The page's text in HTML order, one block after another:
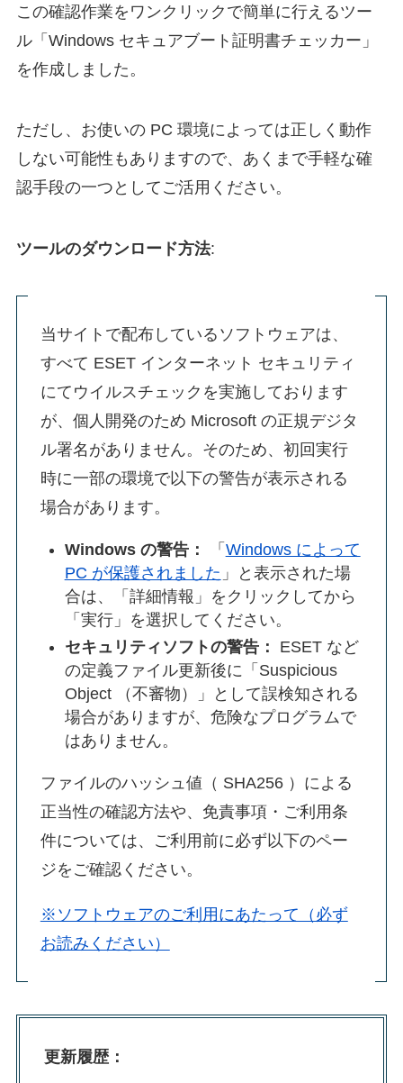
この確認作業をワンクリックで簡単に行えるツー
ル「Windows セキュアブート証明書チェッカー」
を作成しました。
ただし、お使いの PC 環境によっては正しく動作
しない可能性もありますので、あくまで手軽な確
認手段の一つとしてご活用ください。
ツールのダウンロード方法:
当サイトで配布しているソフトウェアは、
すべて ESET インターネット セキュリティ
にてウイルスチェックを実施しております
が、個人開発のため Microsoft の正規デジタ
ル署名がありません。そのため、初回実行
時に一部の環境で以下の警告が表示される
場合があります。
Windows の警告： 「 Windows によって
PC が保護されました 」と表示された場
合は、「詳細情報」をクリックしてから
「実行」を選択してください。
セキュリティソフトの警告：
ESET など
の定義ファイル更新後に「Suspicious
Object （不審物）」として誤検知される
場合がありますが、危険なプログラムで
はありません。
ファイルのハッシュ値（ SHA256 ）による
正当性の確認方法や、免責事項・ご利用条
件については、ご利用前に必ず以下のペー
ジをご確認ください。
※ソフトウェアのご利用にあたって（必ず
お読みください）
更新履歴：